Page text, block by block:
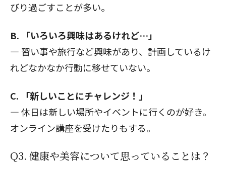
びり過ごすことが多い。
B. 「いろいろ興味はあるけれど…」
— 習い事や旅行など興味があり、計画しているけ
れどなかなか行動に移せていない。
C. 「新しいことにチャレンジ！」
— 休日は新しい場所やイベントに行くのが好き。
オンライン講座を受けたりもする。
Q3. 健康や美容について思っていることは？